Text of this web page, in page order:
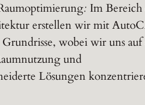
: Im Bereich
erstellen wir mit
wobei wir uns auf
und
Lösungen